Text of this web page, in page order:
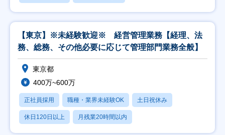
【東京】※未経験歓迎※ 経営管理業務【経理、法
務、総務、その他必要に応じて管理部門業務全般】
東京都
400万~600万
正社員採用 職種・業界未経験OK 土日祝休み
休日120日以上 月残業20時間以内